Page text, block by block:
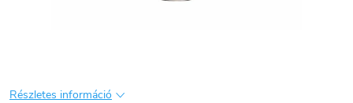
Részletes információ